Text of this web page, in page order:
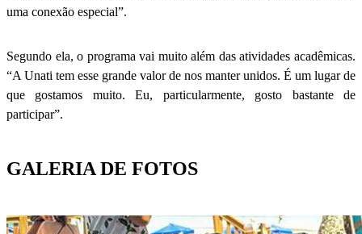
uma conexão especial”.
Segundo ela, o programa vai muito além das atividades acadêmicas.
“A Unati tem esse grande valor de nos manter unidos. É um lugar de
que gostamos muito. Eu, particularmente, gosto bastante de
participar”.
GALERIA DE FOTOS